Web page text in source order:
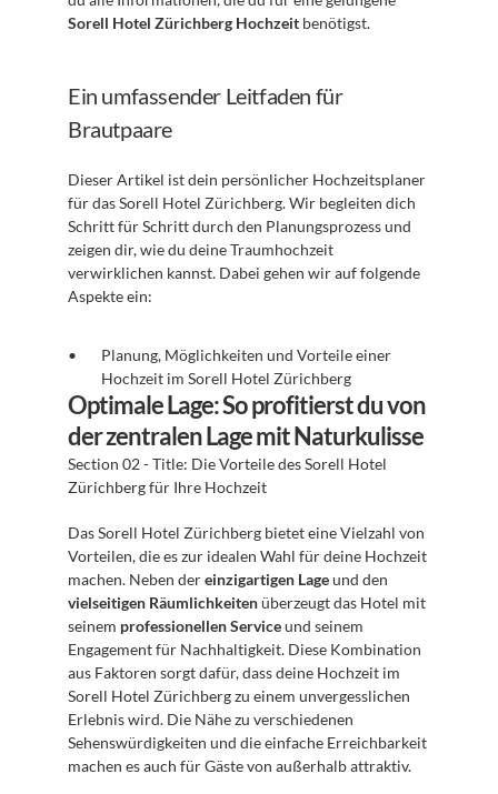
Sorell Hotel Zürichberg Hochzeit benötigst.
Ein umfassender Leitfaden für
Brautpaare
Dieser Artikel ist dein persönlicher Hochzeitsplaner
für das Sorell Hotel Zürichberg. Wir begleiten dich
Schritt für Schritt durch den Planungsprozess und
zeigen dir, wie du deine Traumhochzeit
verwirklichen kannst. Dabei gehen wir auf folgende
Aspekte ein:
Planung, Möglichkeiten und Vorteile einer
Hochzeit im Sorell Hotel Zürichberg
Optimale Lage: So profitierst du von
der zentralen Lage mit Naturkulisse
Section 02 - Title: Die Vorteile des Sorell Hotel
Zürichberg für Ihre Hochzeit
Das Sorell Hotel Zürichberg bietet eine Vielzahl von
Vorteilen, die es zur idealen Wahl für deine Hochzeit
machen. Neben der einzigartigen Lage
vielseitigen Räumlichkeiten überzeugt das Hotel mit
seinem professionellen Service und seinem
Engagement für Nachhaltigkeit. Diese Kombination
aus Faktoren sorgt dafür, dass deine Hochzeit im
Sorell Hotel Zürichberg zu einem unvergesslichen
Erlebnis wird. Die Nähe zu verschiedenen
Sehenswürdigkeiten und die einfache Erreichbarkeit
machen es auch für Gäste von außerhalb attraktiv.